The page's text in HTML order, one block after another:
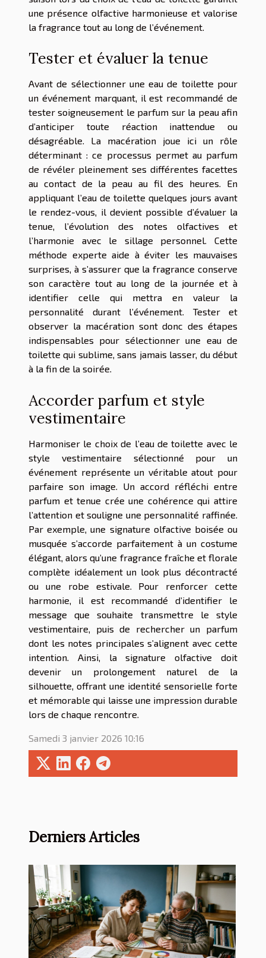
une présence olfactive harmonieuse et valorise
la fragrance tout au long de l’événement.
Tester et évaluer la tenue
Avant de sélectionner une eau de toilette pour
un événement marquant, il est recommandé de
tester soigneusement le parfum sur la peau afin
d’anticiper toute réaction inattendue ou
désagréable. La macération joue ici un rôle
déterminant : ce processus permet au parfum
de révéler pleinement ses différentes facettes
au contact de la peau au fil des heures. En
appliquant l’eau de toilette quelques jours avant
le rendez-vous, il devient possible d’évaluer la
tenue, l’évolution des notes olfactives et
l’harmonie avec le sillage personnel. Cette
méthode experte aide à éviter les mauvaises
surprises, à s’assurer que la fragrance conserve
son caractère tout au long de la journée et à
identifier celle qui mettra en valeur la
personnalité durant l’événement. Tester et
observer la macération sont donc des étapes
indispensables pour sélectionner une eau de
toilette qui sublime, sans jamais lasser, du début
à la fin de la soirée.
Accorder parfum et style
vestimentaire
Harmoniser le choix de l’eau de toilette avec le
style vestimentaire sélectionné pour un
événement représente un véritable atout pour
parfaire son image. Un accord réfléchi entre
parfum et tenue crée une cohérence qui attire
l’attention et souligne une personnalité raffinée.
Par exemple, une signature olfactive boisée ou
musquée s’accorde parfaitement à un costume
élégant, alors qu’une fragrance fraîche et florale
complète idéalement un look plus décontracté
ou une robe estivale. Pour renforcer cette
harmonie, il est recommandé d’identifier le
message que souhaite transmettre le style
vestimentaire, puis de rechercher un parfum
dont les notes principales s’alignent avec cette
intention. Ainsi, la signature olfactive doit
devenir un prolongement naturel de la
silhouette, offrant une identité sensorielle forte
et mémorable qui laisse une impression durable
lors de chaque rencontre.
Samedi 3 janvier 2026 10:16
Derniers Articles